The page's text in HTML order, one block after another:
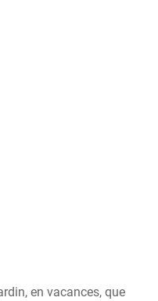
en vacances, que